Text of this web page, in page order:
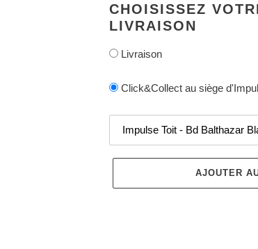
CHOISISSEZ
LIVRAISON
Livraison
Click&Collect au siège
AJOUTER